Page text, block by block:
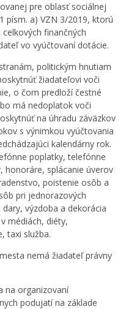
pre oblasť sociálnej
písm. a) VZN 3/2019, ktorú
finančných
vo vyúčtovaní dotácie.
politickým hnutiam
žiadateľovi voči
o čom predloží čestné
má nedoplatok voči
na úhradu záväzkov
s výnimkou vyúčtovania
kalendárny rok.
poplatky, telefónne
honoráre, splácanie úverov
poistenie osôb a
pri jednorazových
výzdoba a dekorácia
médiách, diéty,
taxi služba.
nemá žiadateľ právny
na organizovaní
podujatí na základe